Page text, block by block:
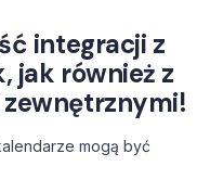
integracji z
jak również z
mogą być